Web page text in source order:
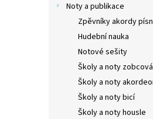
Noty a publikace
Zpěvníky akordy
Hudební nauka
Notové sešity
Školy a noty
Školy a noty
Školy a noty bicí
Školy a noty housle